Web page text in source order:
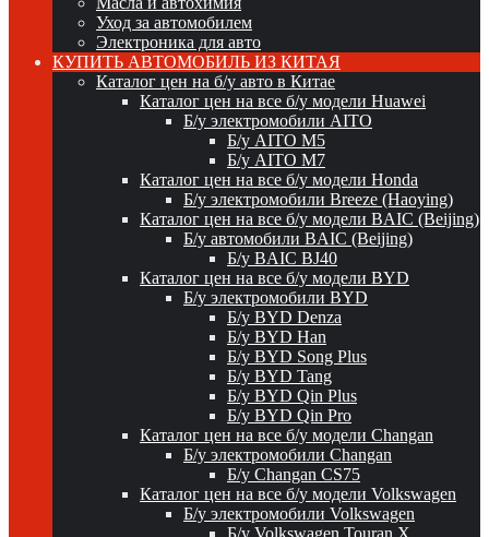
Уход за автомобилем
Электроника для авто
КУПИТЬ АВТОМОБИЛЬ ИЗ КИТАЯ
Каталог цен на б/у авто в Китае
Каталог цен на все б/у модели Huawei
Б/у электромобили AITO
Б/у AITO M5
Б/у AITO M7
Каталог цен на все б/у модели Honda
Б/у электромобили Breeze (Haoying)
Каталог цен на все б/у модели BAIC (Beijing)
Б/у автомобили BAIC (Beijing)
Б/у BAIC BJ40
Каталог цен на все б/у модели BYD
Б/у электромобили BYD
Б/у BYD Denza
Б/у BYD Han
Б/у BYD Song Plus
Б/у BYD Tang
Б/у BYD Qin Plus
Б/у BYD Qin Pro
Каталог цен на все б/у модели Changan
Б/у электромобили Changan
Б/у Changan CS75
Каталог цен на все б/у модели Volkswagen
Б/у электромобили Volkswagen
Б/у Volkswagen Touran X